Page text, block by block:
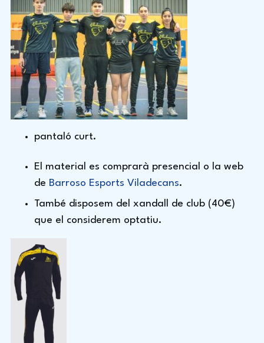
pantaló curt.
El material es comprarà presencial o la web
de Barroso Esports Viladecans.
També disposem del xandall de club (40€)
que el considerem optatiu.